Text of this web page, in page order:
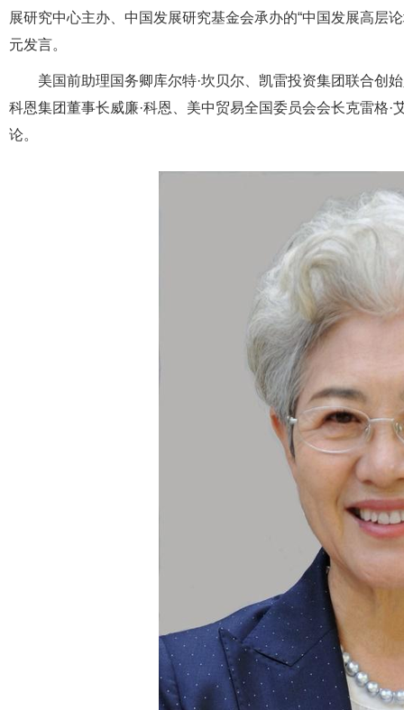
展研究中心主办、中国发展研究基金会承办的“中国发展高层
元发言。
美国前助理国务卿库尔特·坎贝尔、凯雷投资集团联合创
科恩集团董事长威廉·科恩、美中贸易全国委员会会长克雷格
论。